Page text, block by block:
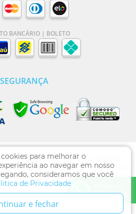
WhatsApp
para melhorar o
ao navegar em nosso
consideramos que você
de Privacidade
e fechar
BANCÁRIO | BOLETO
SEGURANÇA
SÃO MARCAS
710, VILA MARIANA, SÃO PAULO /SP,
0001-00, FARMACÊUTICA RESPONSÁVEL:
CRF/SP 96517-7